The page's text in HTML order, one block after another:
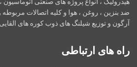
ضد بنزین ، روغن ، هوا و کلیه اتصالات
آرگون و توزیع شیلنگ های ذوب کوره های القایی
راه های ارتباطی